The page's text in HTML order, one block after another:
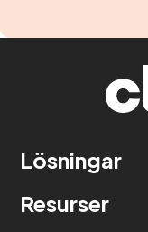
Lösningar
Resurser